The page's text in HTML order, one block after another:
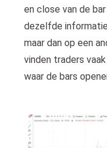
en close van de
dezelfde
maar dan op een
vinden traders
waar de bars